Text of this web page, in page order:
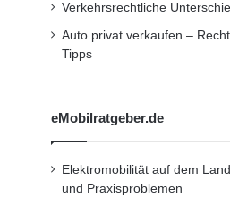
Verkehrsrechtliche
Auto privat verkaufen –
Tipps
eMobilratgeber.de
Elektromobilität auf dem
und Praxisproblemen